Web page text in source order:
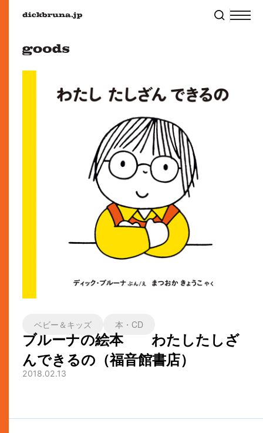
ベビー＆キッズ 本・CD
ブルーナの絵本 わたしたしざ
んできるの（福音館書店）
2018.02.13